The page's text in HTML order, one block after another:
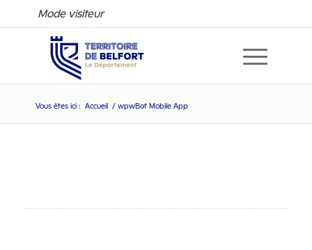
Mode visiteur
Vous êtes ici : Accueil / wpwBot Mobile App